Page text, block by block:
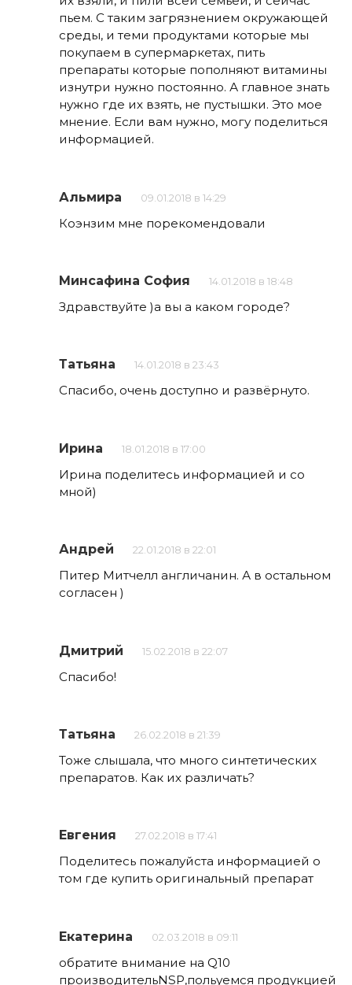
пьем. С таким загрязнением окружающей
среды, и теми продуктами которые мы
покупаем в супермаркетах, пить
препараты которые пополняют витамины
изнутри нужно постоянно. А главное знать
нужно где их взять, не пустышки. Это мое
мнение. Если вам нужно, могу поделиться
информацией.
Альмира 09.01.2018 в 14:29
Коэнзим мне порекомендовали
Минсафина София 14.01.2018 в 18:48
Здравствуйте )а вы а каком городе?
Татьяна 14.01.2018 в 23:43
Спасибо, очень доступно и развёрнуто.
Ирина 18.01.2018 в 17:00
Ирина поделитесь информацией и со
мной)
Андрей 22.01.2018 в 22:01
Питер Митчелл англичанин. А в остальном
согласен )
Дмитрий 15.02.2018 в 22:07
Спасибо!
Татьяна 26.02.2018 в 21:39
Тоже слышала, что много синтетических
препаратов. Как их различать?
Евгения 27.02.2018 в 17:41
Поделитесь пожалуйста информацией о
том где купить оригинальный препарат
Екатерина 02.03.2018 в 09:11
обратите внимание на Q10
производительNSP,польуемся продукцией